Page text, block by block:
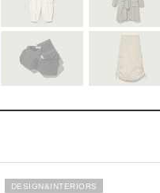
DESIGN&INTERIORS